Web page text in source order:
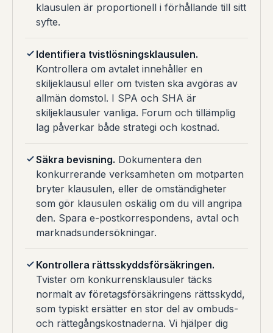
klausulen är proportionell i förhållande till sitt
syfte.
Identifiera tvistlösningsklausulen.
Kontrollera om avtalet innehåller en
skiljeklausul eller om tvisten ska avgöras av
allmän domstol. I SPA och SHA är
skiljeklausuler vanliga. Forum och tillämplig
lag påverkar både strategi och kostnad.
Säkra bevisning. Dokumentera den
konkurrerande verksamheten om motparten
bryter klausulen, eller de omständigheter
som gör klausulen oskälig om du vill angripa
den. Spara e-postkorrespondens, avtal och
marknadsundersökningar.
Kontrollera rättsskyddsförsäkringen.
Tvister om konkurrensklausuler täcks
normalt av företagsförsäkringens rättsskydd,
som typiskt ersätter en stor del av ombuds-
och rättegångskostnaderna. Vi hjälper dig